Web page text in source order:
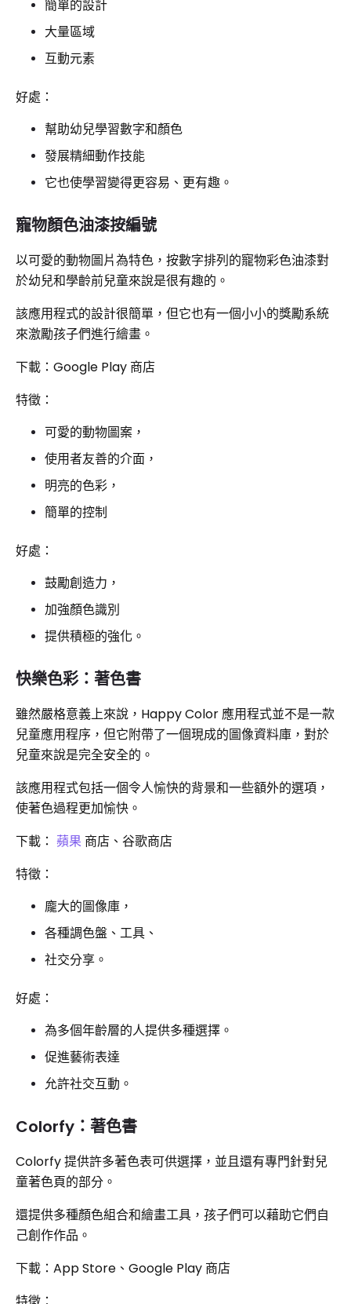
簡單的設計
大量區域
互動元素
好處：
幫助幼兒學習數字和顏色
發展精細動作技能
它也使學習變得更容易、更有趣。
寵物顏色油漆按編號
以可愛的動物圖片為特色，按數字排列的寵物彩色油漆對
於幼兒和學齡前兒童來說是很有趣的。
該應用程式的設計很簡單，但它也有一個小小的獎勵系統
來激勵孩子們進行繪畫。
下載：Google Play 商店
特徵：
可愛的動物圖案，
使用者友善的介面，
明亮的色彩，
簡單的控制
好處：
鼓勵創造力，
加強顏色識別
提供積極的強化。
快樂色彩：著色書
雖然嚴格意義上來說，Happy Color 應用程式並不是一款
兒童應用程序，但它附帶了一個現成的圖像資料庫，對於
兒童來說是完全安全的。
該應用程式包括一個令人愉快的背景和一些額外的選項，
使著色過程更加愉快。
下載： 蘋果 商店、谷歌商店
特徵：
龐大的圖像庫，
各種調色盤、工具、
社交分享。
好處：
為多個年齡層的人提供多種選擇。
促進藝術表達
允許社交互動。
Colorfy：著色書
Colorfy 提供許多著色表可供選擇，並且還有專門針對兒
童著色頁的部分。
還提供多種顏色組合和繪畫工具，孩子們可以藉助它們自
己創作作品。
下載：App Store、Google Play 商店